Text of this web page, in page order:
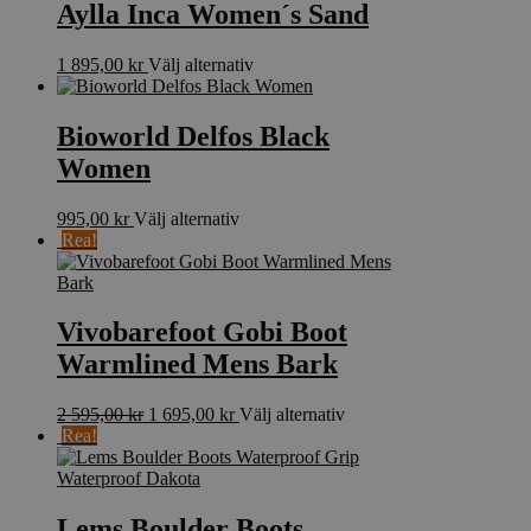
på
flera
De
olika
kan
väljas
Aylla Inca Women´s Sand
1 895,00 kr Välj alternativDen
här
har
flera
kan
väljas
produktsidan
Bioworld Delfos Black
Women
995,00 kr Välj alternativDen
produkten
varianter.
De
olika
kan
väljas
på
produktsidan
Rea!
Vivobarefoot Gobi Boot
Warmlined Mens Bark
2 595,00kr Det
priset
var:
595,00 kr.
1 695,00 krDet
priset
695,00 kr.
Välj alternativDen
produkten
Rea!